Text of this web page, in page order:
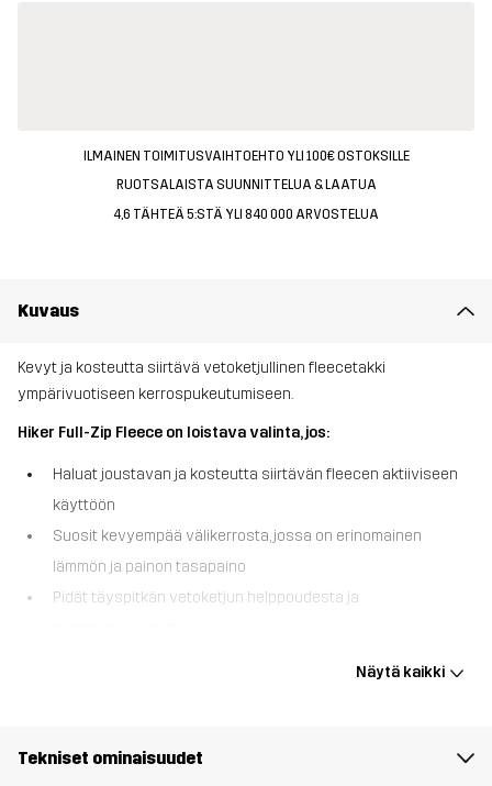
ILMAINEN TOIMITUSVAIHTOEHTO YLI 100€ OSTOKSILLE
RUOTSALAISTA SUUNNITTELUA & LAATUA
4,6 TÄHTEÄ 5:STÄ YLI 840 000 ARVOSTELUA
Kuvaus
Kevyt ja kosteutta siirtävä vetoketjullinen fleecetakki
ympärivuotiseen kerrospukeutumiseen.
Hiker Full-Zip Fleece on loistava valinta, jos:
Haluat joustavan ja kosteutta siirtävän fleecen aktiiviseen
käyttöön
Suosit kevyempää välikerrosta, jossa on erinomainen
lämmön ja painon tasapaino
Pidät täyspitkän vetoketjun helppoudesta ja
Hiker Full-Zip Fleece on pehmeä ja hengittävä fleecetakki, joka on
viileistä vaelluksista kuin arjen menoista, ja kauluksen, helman
Näytä kaikki
Tekniset ominaisuudet